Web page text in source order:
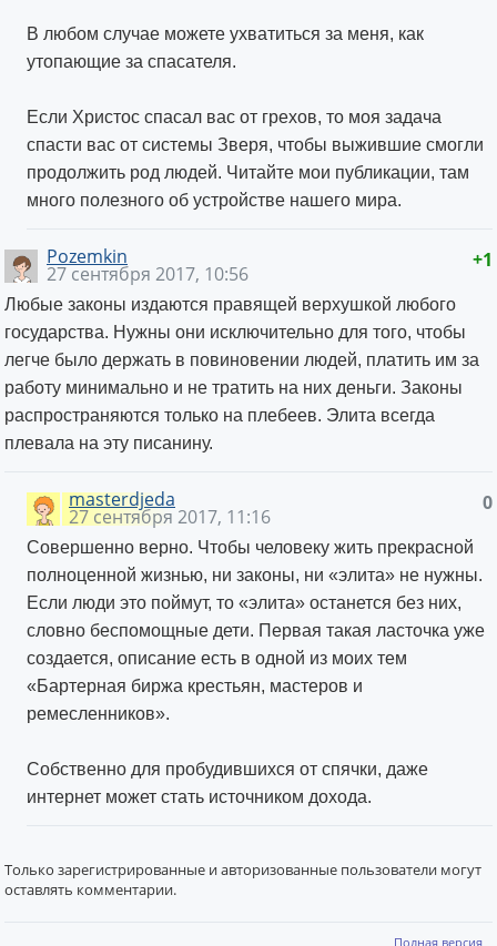
В любом случае можете ухватиться за меня, как
утопающие за спасателя.
Если Христос спасал вас от грехов, то моя задача
спасти вас от системы Зверя, чтобы выжившие смогли
продолжить род людей. Читайте мои публикации, там
много полезного об устройстве нашего мира.
+1
Pozemkin
27 сентября 2017, 10:56
Любые законы издаются правящей верхушкой любого
государства. Нужны они исключительно для того, чтобы
легче было держать в повиновении людей, платить им за
работу минимально и не тратить на них деньги. Законы
распространяются только на плебеев. Элита всегда
плевала на эту писанину.
0
masterdjeda
27 сентября 2017, 11:16
Совершенно верно. Чтобы человеку жить прекрасной
полноценной жизнью, ни законы, ни «элита» не нужны.
Если люди это поймут, то «элита» останется без них,
словно беспомощные дети. Первая такая ласточка уже
создается, описание есть в одной из моих тем
«Бартерная биржа крестьян, мастеров и
ремесленников».
Собственно для пробудившихся от спячки, даже
интернет может стать источником дохода.
Только зарегистрированные и авторизованные пользователи могут
оставлять комментарии.
Полная версия